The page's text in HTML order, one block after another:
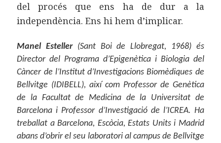
del procés que ens ha de dur a la
independència. Ens hi hem d’implicar.
Manel Esteller (Sant Boi de Llobregat, 1968) és
Director del Programa d’Epigenètica i Biologia del
Càncer de l’Institut d’Investigacions Biomèdiques de
Bellvitge (IDIBELL), així com Professor de Genètica
de la Facultat de Medicina de la Universitat de
Barcelona i Professor d’Investigació de l’ICREA. Ha
treballat a Barcelona, Escòcia, Estats Units i Madrid
abans d’obrir el seu laboratori al campus de Bellvitge